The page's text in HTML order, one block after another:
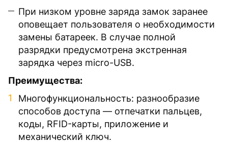
При низком уровне заряда замок заранее
оповещает пользователя о необходимости
замены батареек. В случае полной
разрядки предусмотрена экстренная
зарядка через micro-USB.
Преимущества:
Многофункциональность: разнообразие
способов доступа — отпечатки пальцев,
коды, RFID-карты, приложение и
механический ключ.